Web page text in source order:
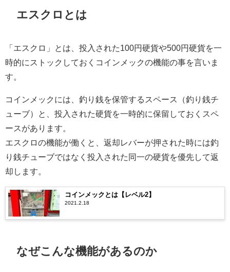
エスクロとは
「エスクロ」とは、投入された100円硬貨や500円硬貨を一
時的にストックしておくコインメックの機能の事を言いま
す。
コインメックには、釣り銭を保管するスペース（釣り銭チ
ューブ）と、投入された硬貨を一時的に保留しておくスペ
ースがあります。
エスクロの機能が働くと、返却レバーが押された時には釣
り銭チューブではなく投入された同一の硬貨を優先して返
却します。
コインメックとは【レベル2】
2021.2.18
なぜこんな機能があるのか